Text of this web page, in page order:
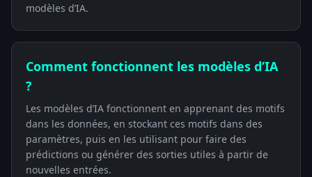
modèles d’IA.
Comment fonctionnent les modèles d’IA
?
Les modèles d’IA fonctionnent en apprenant des motifs
dans les données, en stockant ces motifs dans des
paramètres, puis en les utilisant pour faire des
prédictions ou générer des sorties utiles à partir de
nouvelles entrées.